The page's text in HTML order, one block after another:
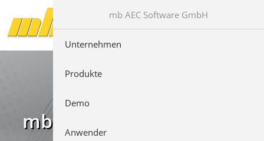
Direkt zur Hauptnavigation springen
Direkt zum Inhalt springen
mb Videos
mb AEC Software GmbH
Unternehmen
Produkte
Demo
Anwender